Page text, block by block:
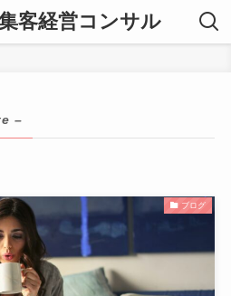
客経営コンサル
–
ブログ